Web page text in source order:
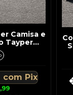
Camisa e
Tayper
com Pix